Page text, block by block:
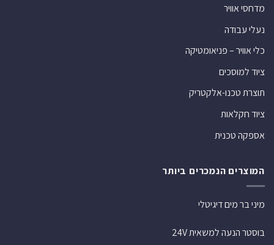
מדחסי אוויר
נעלי עבודה
כלי אוויר – פניאומטיקה
ציוד למוסכים
תוצרת טכנו-אלקטריק
ציוד חקלאות
אספקה טכנית
המוצרים הנמכרים ביותר
מיני בר מים דיגיטלי
בוסטר הנעה למשאית 24V